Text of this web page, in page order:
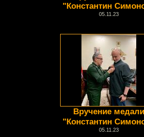
"Константин
05.11.23
Вручение медали
"Константин
05.11.23